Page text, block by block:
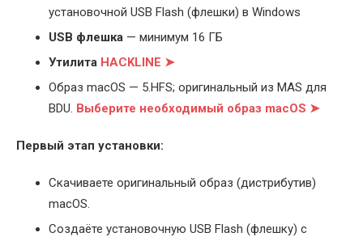
установочной USB Flash (флешки) в Windows
USB флешка — минимум 16 ГБ
Утилита HACKLINE ➤
Образ macOS — 5.HFS; оригинальный из MAS для
BDU. Выберите необходимый образ macOS ➤
Первый этап установки:
Скачиваете оригинальный образ (дистрибутив)
macOS.
Создаёте установочную USB Flash (флешку) с